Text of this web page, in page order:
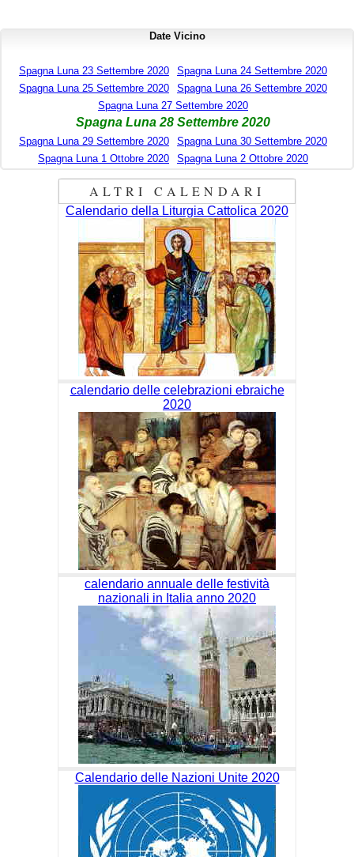
Date Vicino
Spagna Luna 23 Settembre 2020
Spagna Luna 24 Settembre 2020
Spagna Luna 25 Settembre 2020
Spagna Luna 26 Settembre 2020
Spagna Luna 27 Settembre 2020
Spagna Luna 28 Settembre 2020
Spagna Luna 29 Settembre 2020
Spagna Luna 30 Settembre 2020
Spagna Luna 1 Ottobre 2020
Spagna Luna 2 Ottobre 2020
ALTRI CALENDARI
Calendario della Liturgia Cattolica 2020
calendario delle celebrazioni ebraiche
2020
calendario annuale delle festività
nazionali in Italia anno 2020
Calendario delle Nazioni Unite 2020